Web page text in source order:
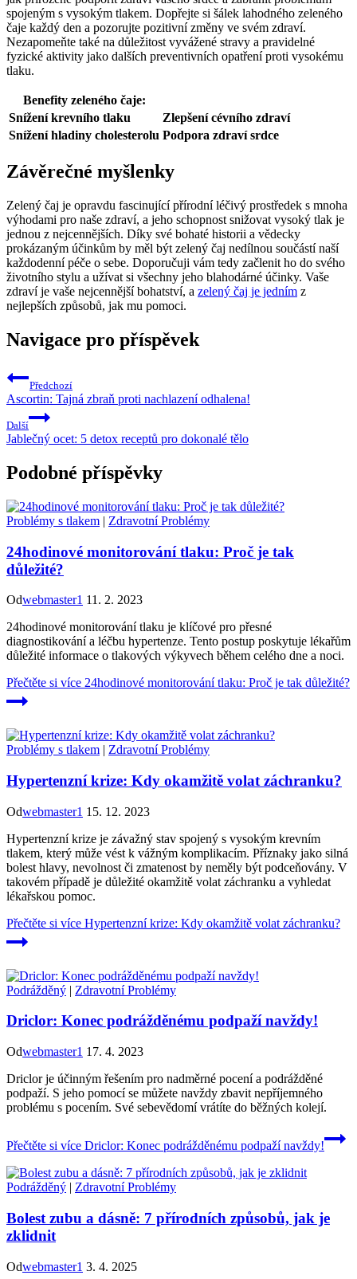
spojeným s vysokým tlakem. Dopřejte si šálek lahodného zeleného
čaje každý den a pozorujte pozitivní změny ve svém zdraví.
Nezapomeňte také na důležitost vyvážené stravy a pravidelné
fyzické aktivity jako dalších preventivních opatření proti vysokému
tlaku.
Benefity zeleného čaje:
Snížení krevního tlaku
Zlepšení cévního zdraví
Snížení hladiny cholesterolu Podpora zdraví srdce
Závěrečné myšlenky
Zelený čaj je opravdu fascinující přírodní léčivý prostředek s mnoha
výhodami pro naše zdraví, a jeho schopnost snižovat vysoký tlak je
jednou z nejcennějších. Díky své bohaté historii a vědecky
prokázaným účinkům by měl být zelený čaj nedílnou součástí naší
každodenní péče o sebe. Doporučuji vám tedy začlenit ho do svého
životního stylu a užívat si všechny jeho blahodárné účinky. Vaše
zdraví je vaše nejcennější bohatství, a zelený čaj je jedním z
nejlepších způsobů, jak mu pomoci.
Navigace pro příspěvek
Předchozí
Ascortin: Tajná zbraň proti nachlazení odhalena!
Další
Jablečný ocet: 5 detox receptů pro dokonalé tělo
Podobné příspěvky
Problémy s tlakem | Zdravotní Problémy
24hodinové monitorování tlaku: Proč je tak
důležité?
Odwebmaster1 11. 2. 2023
24hodinové monitorování tlaku je klíčové pro přesné
diagnostikování a léčbu hypertenze. Tento postup poskytuje lékařům
důležité informace o tlakových výkyvech během celého dne a noci.
Přečtěte si více 24hodinové monitorování tlaku: Proč je tak důležité?
Problémy s tlakem | Zdravotní Problémy
Hypertenzní krize: Kdy okamžitě volat záchranku?
Odwebmaster1 15. 12. 2023
Hypertenzní krize je závažný stav spojený s vysokým krevním
tlakem, který může vést k vážným komplikacím. Příznaky jako silná
bolest hlavy, nevolnost či zmatenost by neměly být podceňovány. V
takovém případě je důležité okamžitě volat záchranku a vyhledat
lékařskou pomoc.
Přečtěte si více Hypertenzní krize: Kdy okamžitě volat záchranku?
Podrážděný | Zdravotní Problémy
Driclor: Konec podrážděnému podpaží navždy!
Odwebmaster1 17. 4. 2023
Driclor je účinným řešením pro nadměrné pocení a podrážděné
podpaží. S jeho pomocí se můžete navždy zbavit nepříjemného
problému s pocením. Své sebevědomí vrátíte do běžných kolejí.
Přečtěte si více Driclor: Konec podrážděnému podpaží navždy!
Podrážděný | Zdravotní Problémy
Bolest zubu a dásně: 7 přírodních způsobů, jak je
zklidnit
Odwebmaster1 3. 4. 2025